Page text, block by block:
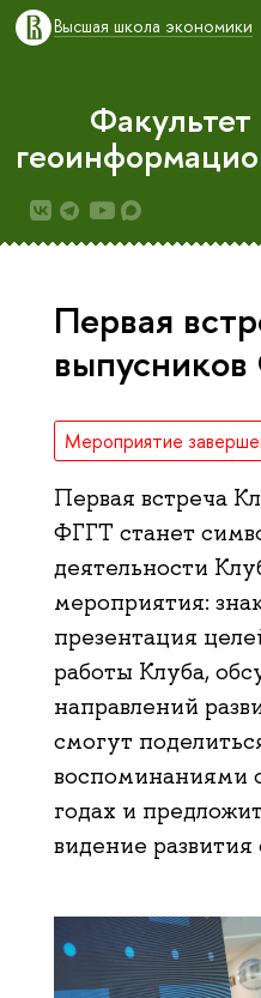
Высшая школа экономики
Первая
Мероприятие
Первая встреча
ФГГТ станет
деятельности
мероприятия:
презентация
работы Клуба,
направлений
смогут
воспоминаниями
годах и
видение развития